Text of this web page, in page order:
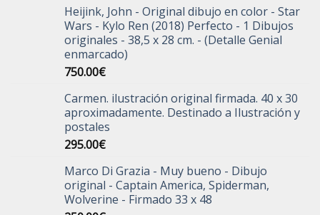
Heijink, John - Original dibujo en color - Star
Wars - Kylo Ren (2018) Perfecto - 1 Dibujos
originales - 38,5 x 28 cm. - (Detalle Genial
enmarcado)
750.00€
Carmen. ilustración original firmada. 40 x 30
aproximadamente. Destinado a Ilustración y
postales
295.00€
Marco Di Grazia - Muy bueno - Dibujo
original - Captain America, Spiderman,
Wolverine - Firmado 33 x 48